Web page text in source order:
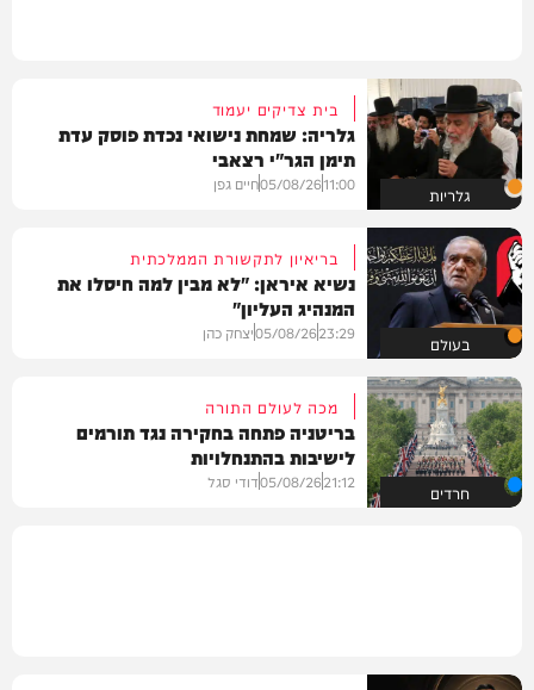
גלריות
בית צדיקים יעמוד
גלריה: שמחת נישואי נכדת פוסק עדת
תימן הגר"י רצאבי
11:00
05/08/26חיים גפן
בעולם
בריאיון לתקשורת הממלכתית
נשיא איראן: "לא מבין למה חיסלו את
המנהיג העליון"
23:29
05/08/26יצחק כהן
חרדים
מכה לעולם התורה
בריטניה פתחה בחקירה נגד תורמים
לישיבות בהתנחלויות
21:12
05/08/26דודי סגל